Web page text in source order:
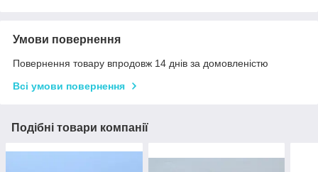
Умови повернення
Повернення товару впродовж 14 днів за домовленістю
Всі умови повернення
Подібні товари компанії